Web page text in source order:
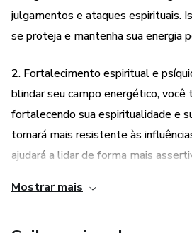
julgamentos e ataques espirituais.
se proteja e mantenha sua energia
2. Fortalecimento espiritual e
blindar seu campo energético,
fortalecendo sua espiritualidade e
tornará mais resistente às
ajudará a lidar de forma mais
Mostrar mais